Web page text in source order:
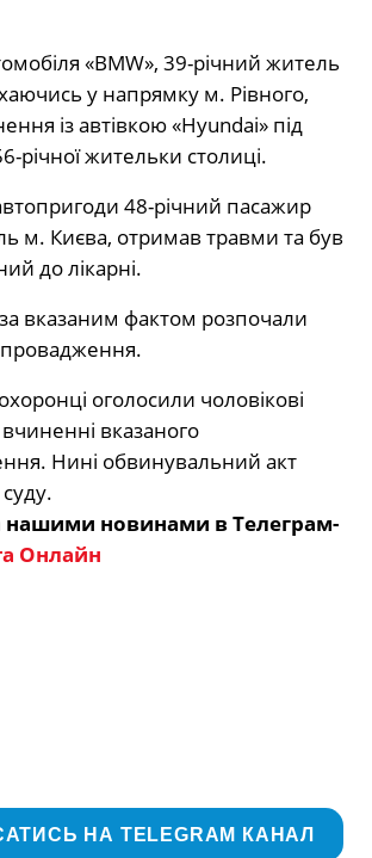
«BMW», 39-річний житель
у напрямку м. Рівного,
із автівкою «Hyundai» під
річної жительки столиці.
48-річний пасажир
м. Києва, отримав травми та був
до лікарні.
за вказаним фактом розпочали
оголосили чоловікові
вказаного
Нині обвинувальний акт
нашими новинами в Телеграм-
Онлайн
НА TELEGRAM КАНАЛ